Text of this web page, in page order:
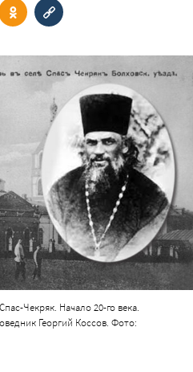
Чекряк. Начало 20-го века.
Георгий Коссов. Фото: